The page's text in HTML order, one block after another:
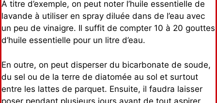
À titre d’exemple, on peut noter l’huile essentielle de
lavande à utiliser en spray diluée dans de l’eau avec
un peu de vinaigre. Il suffit de compter 10 à 20 gouttes
d’huile essentielle pour un litre d’eau.
En outre, on peut disperser du bicarbonate de soude,
du sel ou de la terre de diatomée au sol et surtout
entre les lattes de parquet. Ensuite, il faudra laisser
poser pendant plusieurs jours avant de tout aspirer.